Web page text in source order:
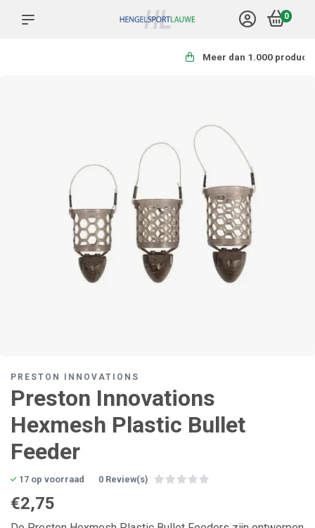
0
Meer dan 1.000 producten
PRESTON INNOVATIONS
Preston Innovations
Hexmesh Plastic Bullet
Feeder
17 op voorraad 0 Review(s)
€2,75